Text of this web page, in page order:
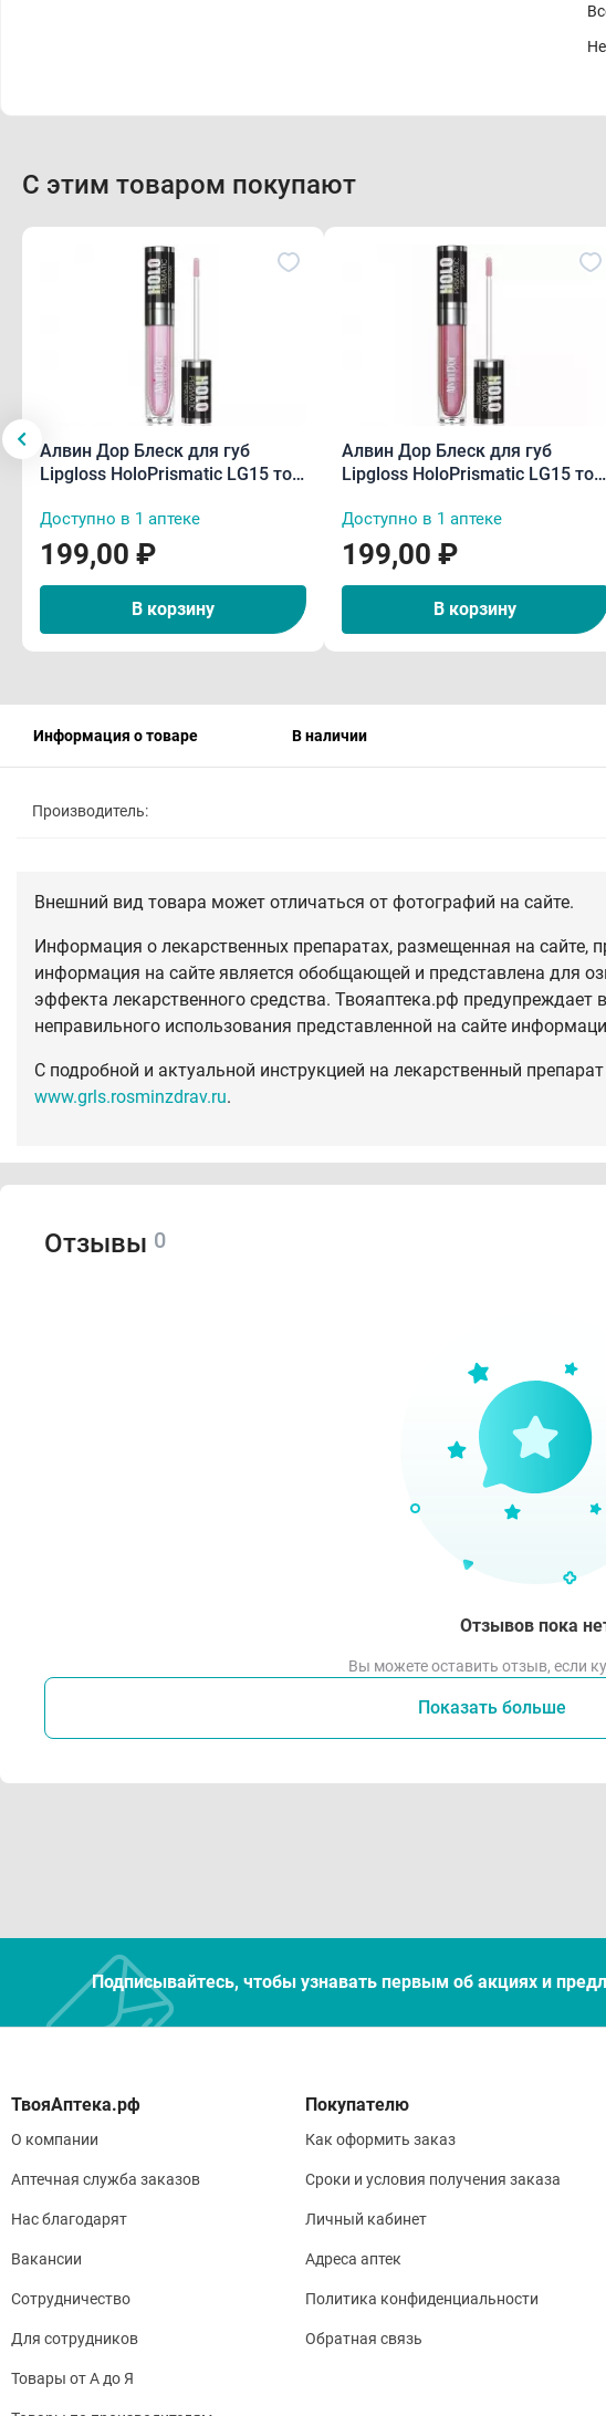
С этим товаром покупают
Алвин Дор Блеск для губ
Lipgloss HoloPrismatic LG15 тон
Доступно в 1 аптеке
199,00 ₽
В корзину
Алвин Дор Блеск для губ
Lipgloss HoloPrismatic LG15 тон
Доступно в 1 аптеке
199,00 ₽
В корзину
Информация о товаре В наличии
Производитель:
Внешний вид товара может отличаться от фотографий на сайте.
Информация о лекарственных препаратах, размещенная на сайте,
информация на сайте является обобщающей и представлена для
эффекта лекарственного средства. Твояаптека.рф
неправильного использования представленной на сайте
С подробной и актуальной инструкцией на лекарственный
www.grls.rosminzdrav.ru.
Отзывы 0
Отзывов пока
Вы можете оставить отзыв, если
Показать больше
Подписывайтесь, чтобы узнавать первым об акцияx и
О компании
Аптечная служба заказов
Нас благодарят
Вакансии
Сотрудничество
Для сотрудников
Товары от А до Я
Покупателю
Как оформить заказ
Сроки и условия получения заказа
Личный кабинет
Адреса аптек
Политика конфиденциальности
Обратная связь